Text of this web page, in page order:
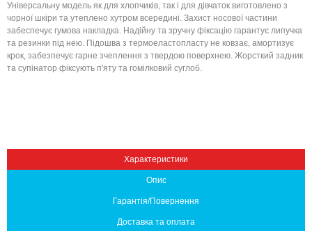
Універсальну модель як для хлопчиків, так і для дівчаток виготовлено з
чорної шкіри та утеплено хутром всередині. Захист носової частини
забеспечує гумова накладка. Надійну та зручну фіксацію гарантує липучка
та резинки під нею. Підошва з термоеластопласту не ковзає, амортизує
крок, забезпечує гарне зчеплення з твердою поверхнею. Жорсткий задник
та супінатор фіксують п'яту та гомілковий суглоб.
Характеристики
Опис
Гарантія/Повернення
Доставка та оплата